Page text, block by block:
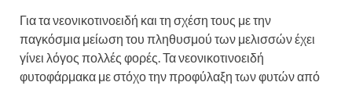
Για τα νεονικοτινοειδή και τη σχέση τους με την
παγκόσμια μείωση του πληθυσμού των μελισσών έχει
γίνει λόγος πολλές φορές. Τα νεονικοτινοειδή
φυτοφάρμακα με στόχο την προφύλαξη των φυτών από